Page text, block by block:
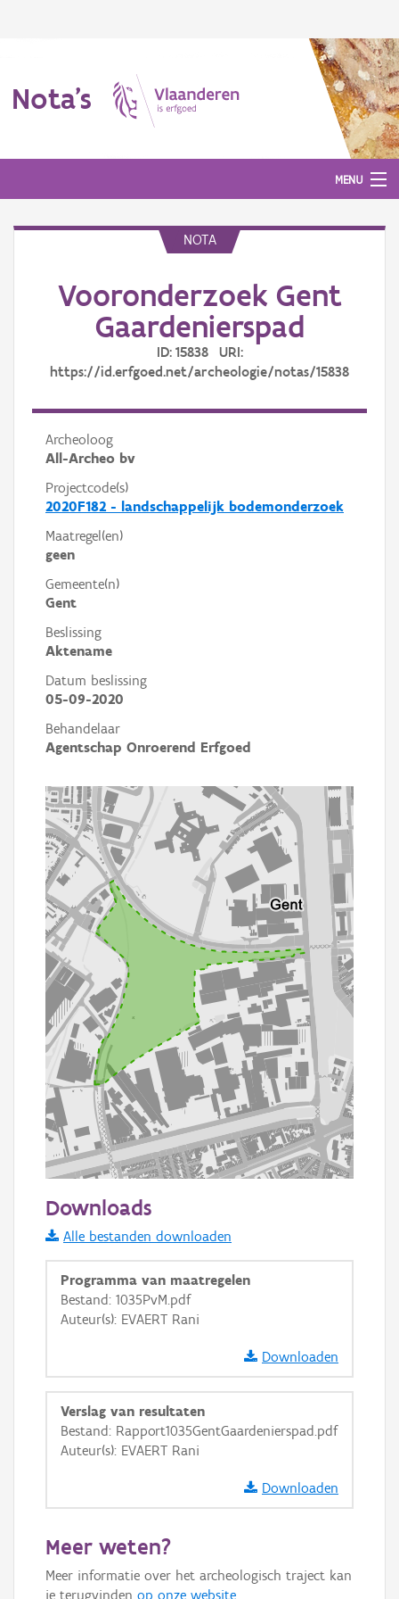
Nota's
MENU
Aanmelden
NOTA
Vooronderzoek Gent
Gaardenierspad
ID: 15838 URI:
https://id.erfgoed.net/archeologie/notas/15838
Archeoloog
All-Archeo bv
Projectcode(s)
2020F182 - landschappelijk bodemonderzoek
Maatregel(en)
geen
Gemeente(n)
Gent
Beslissing
Aktename
Datum beslissing
05-09-2020
Behandelaar
Agentschap Onroerend Erfgoed
Informatie Vlaanderen
i
+ −
Basis Lagen
GRB-Basiskaart
GRB-Basiskaart in grijswaarden
Downloads
Alle bestanden downloaden
Programma van maatregelen
Bestand: 1035PvM.pdf
Auteur(s): EVAERT Rani
Downloaden
Verslag van resultaten
Bestand: Rapport1035GentGaardenierspad.pdf
Auteur(s): EVAERT Rani
Downloaden
Meer weten?
Meer informatie over het archeologisch traject kan
je terugvinden op onze website